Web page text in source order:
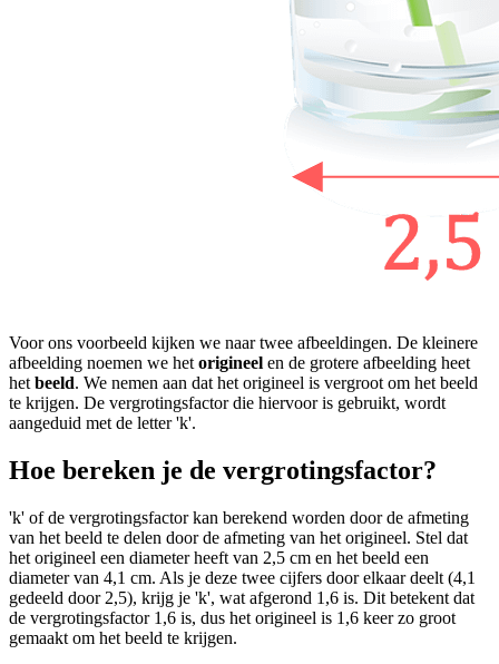
Voor ons voorbeeld kijken we naar twee afbeeldingen. De kleinere
afbeelding noemen we het origineel en de grotere afbeelding heet
het beeld. We nemen aan dat het origineel is vergroot om het beeld
te krijgen. De vergrotingsfactor die hiervoor is gebruikt, wordt
aangeduid met de letter 'k'.
Hoe bereken je de vergrotingsfactor?
'k' of de vergrotingsfactor kan berekend worden door de afmeting
van het beeld te delen door de afmeting van het origineel. Stel dat
het origineel een diameter heeft van 2,5 cm en het beeld een
diameter van 4,1 cm. Als je deze twee cijfers door elkaar deelt (4,1
gedeeld door 2,5), krijg je 'k', wat afgerond 1,6 is. Dit betekent dat
de vergrotingsfactor 1,6 is, dus het origineel is 1,6 keer zo groot
gemaakt om het beeld te krijgen.